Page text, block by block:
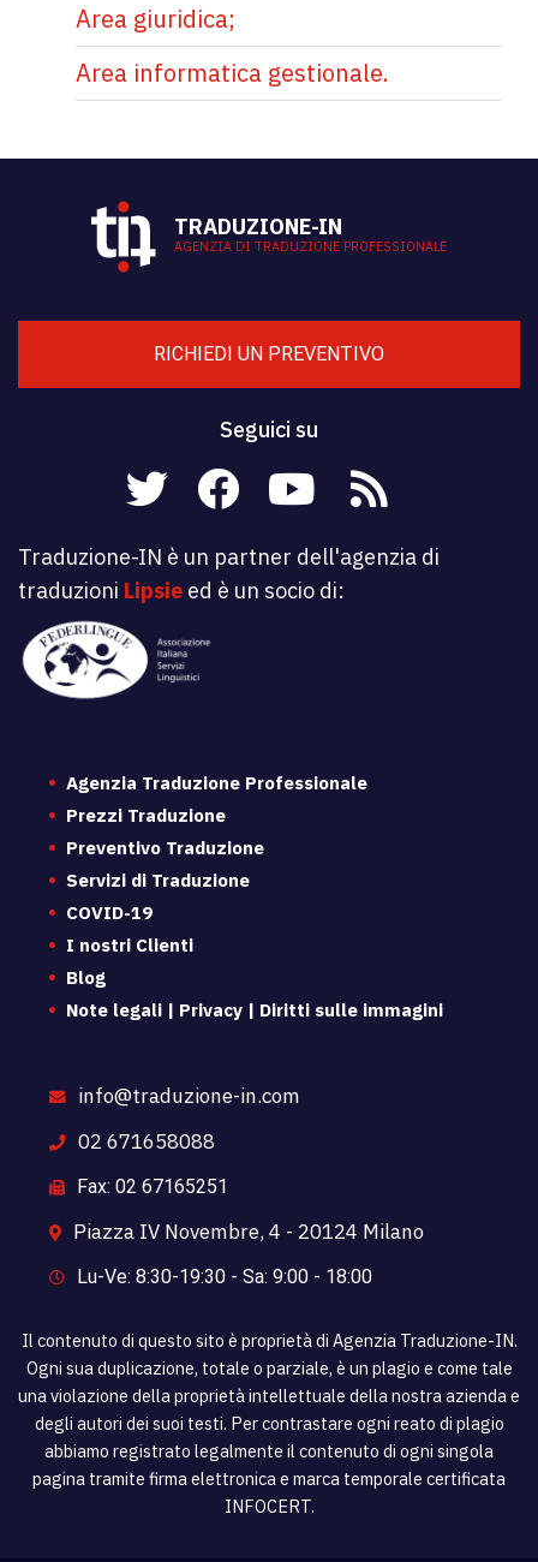
Area giuridica;
Area informatica gestionale.
TRADUZIONE-IN
AGENZIA DI TRADUZIONE PROFESSIONALE
RICHIEDI UN PREVENTIVO
Seguici su
Traduzione-IN è un partner dell'agenzia di
traduzioni Lipsie ed è un socio di:
Agenzia Traduzione Professionale
Prezzi Traduzione
Preventivo Traduzione
Servizi di Traduzione
COVID-19
I nostri Clienti
Blog
Note legali | Privacy | Diritti sulle immagini
info@traduzione-in.com
02 671658088
Fax: 02 67165251
Piazza IV Novembre, 4 - 20124 Milano
Lu-Ve: 8:30-19:30 - Sa: 9:00 - 18:00
Il contenuto di questo sito è proprietà di Agenzia Traduzione-IN.
Ogni sua duplicazione, totale o parziale, è un plagio e come tale
una violazione della proprietà intellettuale della nostra azienda e
degli autori dei suoi testi. Per contrastare ogni reato di plagio
abbiamo registrato legalmente il contenuto di ogni singola
pagina tramite firma elettronica e marca temporale certificata
INFOCERT.